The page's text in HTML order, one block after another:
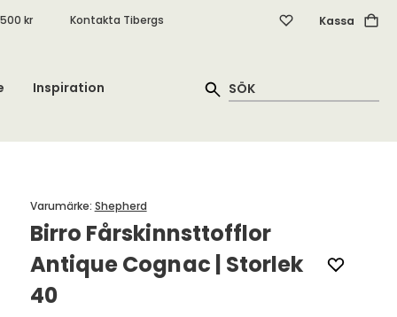
kr Kontakta Tibergs Kassa
Inspiration
Birro Fårskinnsttofflor
Antique Cognac | Storlek
40
Varumärke: Shepherd